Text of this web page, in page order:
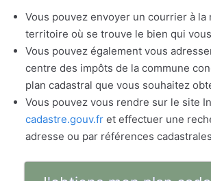
Vous pouvez envoyer un courrier à la
territoire où se trouve le bien qui
Vous pouvez également vous
centre des impôts de la commune
plan cadastral que vous souhaitez
Vous pouvez vous rendre sur le site
cadastre.gouv.fr et effectuer une
adresse ou par références